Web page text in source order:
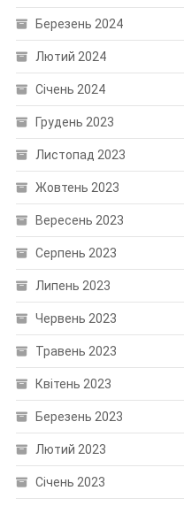
Березень 2024
Лютий 2024
Січень 2024
Грудень 2023
Листопад 2023
Жовтень 2023
Вересень 2023
Серпень 2023
Липень 2023
Червень 2023
Травень 2023
Квітень 2023
Березень 2023
Лютий 2023
Січень 2023